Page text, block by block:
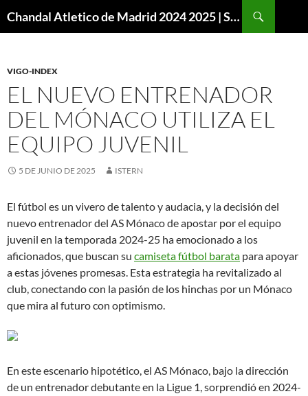
Chandal Atletico de Madrid 2024 2025 | SuperVigo
VIGO-INDEX
EL NUEVO ENTRENADOR
DEL MÓNACO UTILIZA EL
EQUIPO JUVENIL
5 DE JUNIO DE 2025 ISTERN
El fútbol es un vivero de talento y audacia, y la decisión del
nuevo entrenador del AS Mónaco de apostar por el equipo
juvenil en la temporada 2024-25 ha emocionado a los
aficionados, que buscan su camiseta fútbol barata para apoyar
a estas jóvenes promesas. Esta estrategia ha revitalizado al
club, conectando con la pasión de los hinchas por un Mónaco
que mira al futuro con optimismo.
En este escenario hipotético, el AS Mónaco, bajo la dirección
de un entrenador debutante en la Ligue 1, sorprendió en 2024-